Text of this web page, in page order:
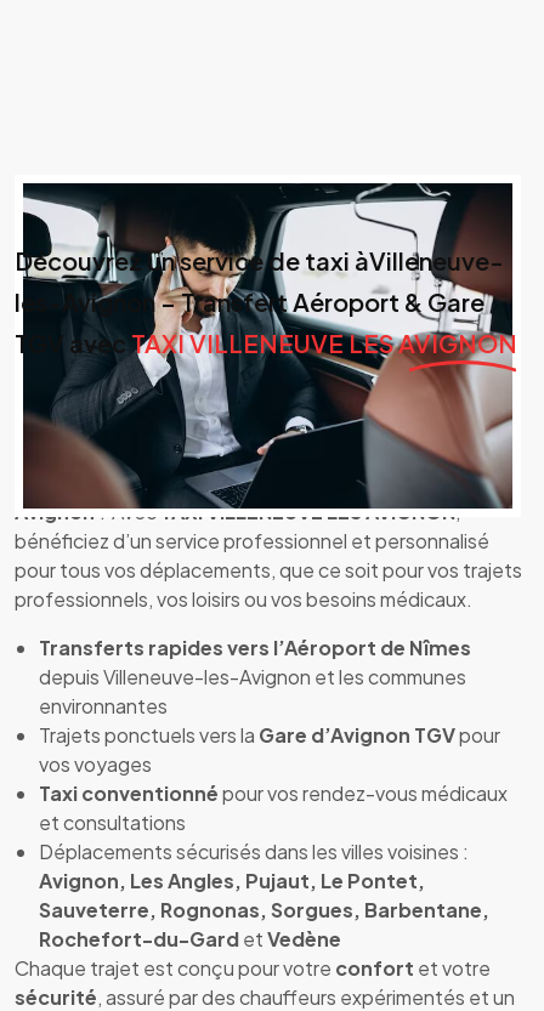
Découvrez un service de taxi àVilleneuve-
les-Avignon – Transfert Aéroport & Gare
TGV avec TAXI VILLENEUVE LES AVIGNON
TAXI VILLENEUVE LES AVIGNON – Votre taxi
fiable et confortable
Vous cherchez un taxi de confiance àVilleneuve-les-
Avignon? AvecTAXI VILLENEUVE LES AVIGNON,
bénéficiez d’un service professionnel et personnalisé
pour tous vos déplacements, que ce soit pour vos trajets
professionnels, vos loisirs ou vos besoins médicaux.
Transferts rapides vers l’Aéroport de Nîmes
depuis Villeneuve-les-Avignon et les communes
environnantes
Trajets ponctuels vers la Gare d’Avignon TGVpour
vos voyages
Taxi conventionnépour vos rendez-vous médicaux
et consultations
Déplacements sécurisés dans les villes voisines :
Avignon, Les Angles, Pujaut, Le Pontet,
Sauveterre, Rognonas, Sorgues, Barbentane,
Rochefort-du-GardetVedène
Chaque trajet est conçu pour votre confort et votre
sécurité, assuré par des chauffeurs expérimentés et un